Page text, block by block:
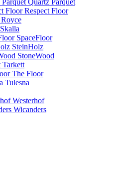
Quartz Parquet
Respect Floor
Royce
Skalla
SpaceFloor
SteinHolz
StoneWood
Tarkett
The Floor
Tulesna
Westerhof
Wicanders